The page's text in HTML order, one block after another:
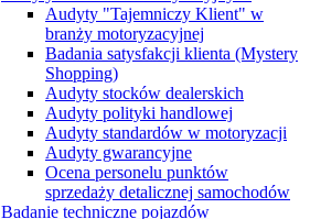
Audyty "Tajemniczy Klient" w
branży motoryzacyjnej
Badania satysfakcji klienta (Mystery
Shopping)
Audyty stocków dealerskich
Audyty polityki handlowej
Audyty standardów w motoryzacji
Audyty gwarancyjne
Ocena personelu punktów
sprzedaży detalicznej samochodów
Badanie techniczne pojazdów